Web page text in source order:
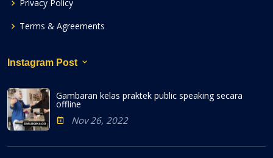
Privacy Policy
Terms & Agreements
Instagram Post
Gambaran kelas praktek public speaking secara
offline
Nov 26, 2022